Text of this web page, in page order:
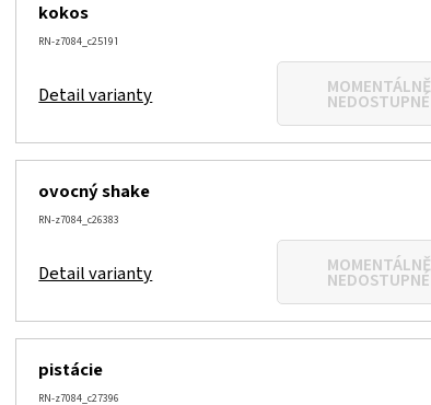
kokos
RN-z7084_c25191
Detail varianty
MOMENTÁLNĚ
NEDOSTUPNÉ
ovocný shake
RN-z7084_c26383
Detail varianty
MOMENTÁLNĚ
NEDOSTUPNÉ
pistácie
RN-z7084_c27396